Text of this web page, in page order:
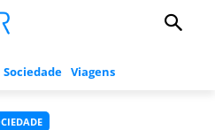
Sociedade Viagens